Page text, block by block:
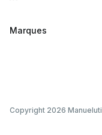
Marques
Copyright 2026